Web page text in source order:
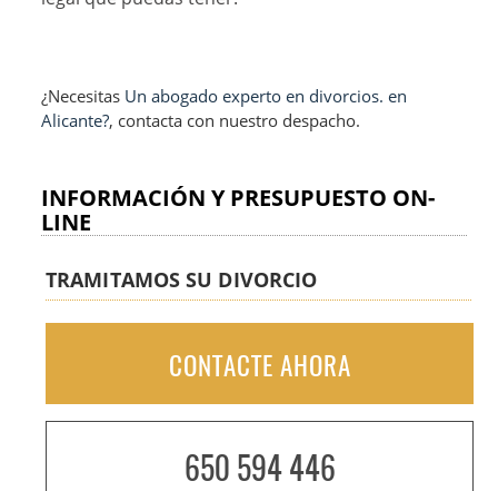
¿Necesitas Un abogado experto en divorcios. en
Alicante?, contacta con nuestro despacho.
INFORMACIÓN Y PRESUPUESTO ON-
LINE
TRAMITAMOS SU DIVORCIO
CONTACTE AHORA
650 594 446